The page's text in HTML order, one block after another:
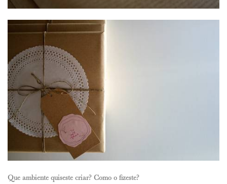
Que ambiente quiseste criar? Como o fizeste?